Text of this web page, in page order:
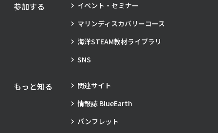
参加する
イベント・セミナー
マリンディスカバリーコース
海洋STEAM教材ライブラリ
SNS
もっと知る
関連サイト
情報誌 BlueEarth
パンフレット